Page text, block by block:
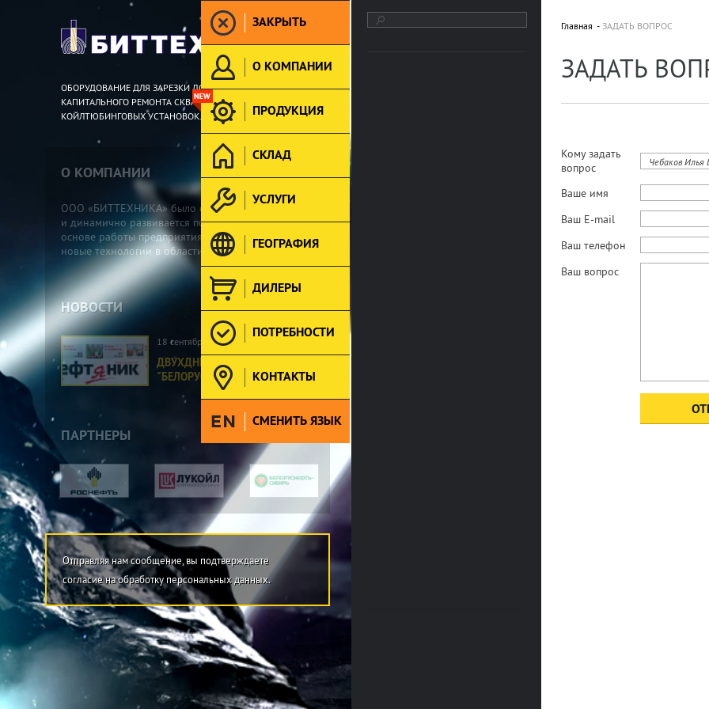
ОБОРУДОВАНИЕ ДЛЯ ЗАРЕЗКИ ДОПОЛНИТЕЛЬНЫХ СТВОЛОВ И
КАПИТАЛЬНОГО РЕМОНТА СКВАЖИН. ИНСТРУМЕНТ ДЛЯ
КОЙЛТЮБИНГОВЫХ УСТАНОВОК.
О КОМПАНИИ
ООО «БИТТЕХНИКА» было основано в 1996 году
и динамично развивается по настоящее время. В
основе работы предприятия лежат традиции и
новые технологии в области проектирования...
НОВОСТИ
18 сентября 2025
ДВУХДНЕВНЫЙ СЕМИНАР В ПО
"БЕЛОРУСНЕФТЬ"
ПАРТНЕРЫ
Отправляя нам сообщение, вы подтверждаете
согласие на обработку персональных данных.
ЗАКРЫТЬ
О КОМПАНИИ
ПРОДУКЦИЯ
СКЛАД
УСЛУГИ
ГЕОГРАФИЯ
ДИЛЕРЫ
ПОТРЕБНОСТИ
КОНТАКТЫ
СМЕНИТЬ ЯЗЫК
Главная ЗАДАТЬ ВОПРОС
ЗАДАТЬ
Кому задать
вопрос
Чебаков Илья
Ваше имя
Ваш E-mail
Ваш телефон
Ваш вопрос